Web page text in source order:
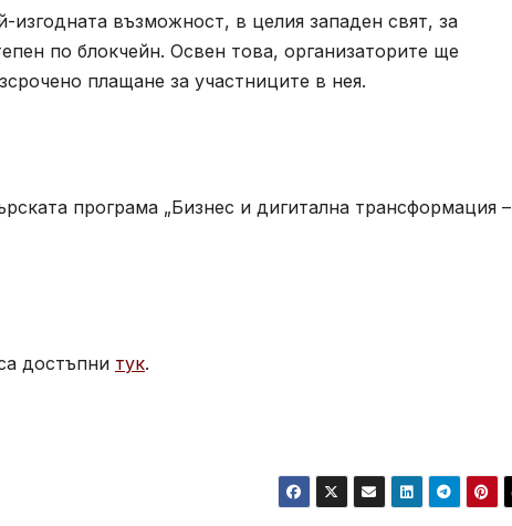
възможност, в целия западен свят, за
по блокчейн. Освен това, oрганизаторите ще
плащане за участниците в нея.
програма „Бизнес и дигитална трансформация –
достъпни тук.